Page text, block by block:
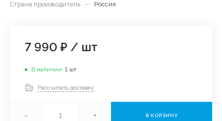
Страна производитель — Россия
7 990 ₽ / шт
В наличии 1 шт
Рассчитать доставку
- + В КОРЗИНУ